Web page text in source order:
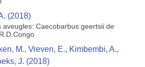
(2018)
aveugles: Caecobarbus geertsii de
M., Vreven, E., Kimbembi, A.,
J. (2018)